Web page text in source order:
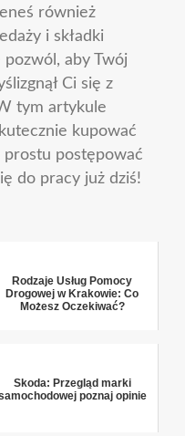
również
i składki
aby Twój
Ci się z
tym artykule
kupować
prostu postępować
do pracy już dziś!
Rodzaje Usług Pomocy
Drogowej w Krakowie: Co
Możesz Oczekiwać?
Skoda: Przegląd marki
poznaj opinie